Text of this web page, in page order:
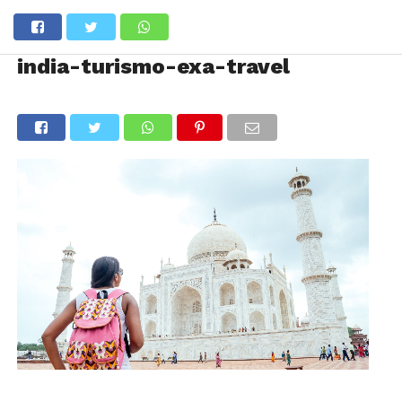
india-turismo-exa-travel